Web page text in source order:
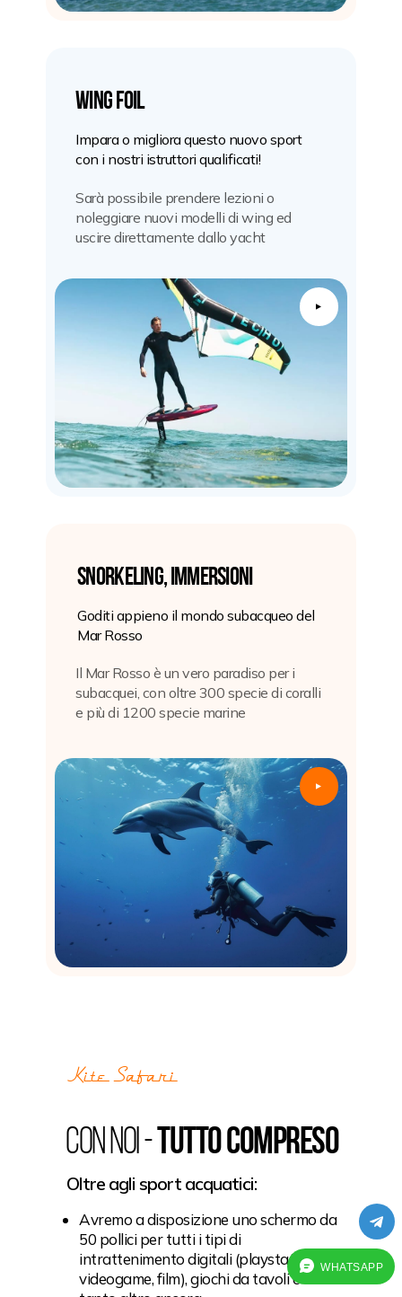
Snorkeling, immersioni
Goditi appieno il mondo subacqueo del
Mar Rosso
WING FOIL
Impara o migliora questo nuovo sport
con i nostri istruttori qualificati!
▲
▲
Il Mar Rosso è un vero paradiso per i
subacquei, con oltre 300 specie di coralli
e più di 1200 specie marine
Sarà possibile prendere lezioni o
noleggiare nuovi modelli di wing ed
uscire direttamente dallo yacht
Con noi - TUTTO COMPRESO
Oltre agli sport acquatici:
Avremo a disposizione uno schermo da
50 pollici per tutti i tipi di
intrattenimento digitali (playstation,
videogame, film), giochi da tavoli e
Kite Safari
WHATSAPP